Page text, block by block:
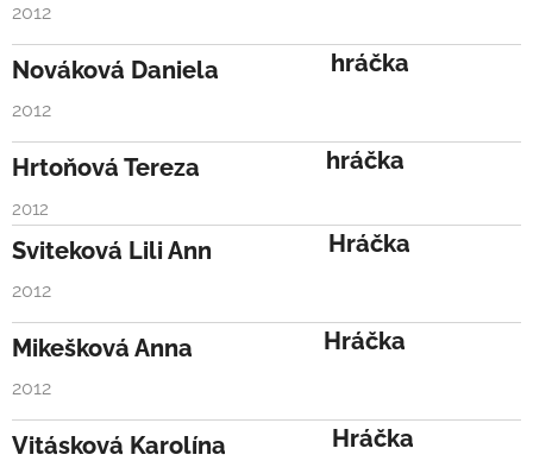
2012
Nováková Daniela
2012
hráčka
Hrtoňová Tereza
2012
hráčka
Sviteková Lili Ann
2012
Hráčka
Mikešková Anna
2012
Hráčka
Vitásková Karolína Hráčka